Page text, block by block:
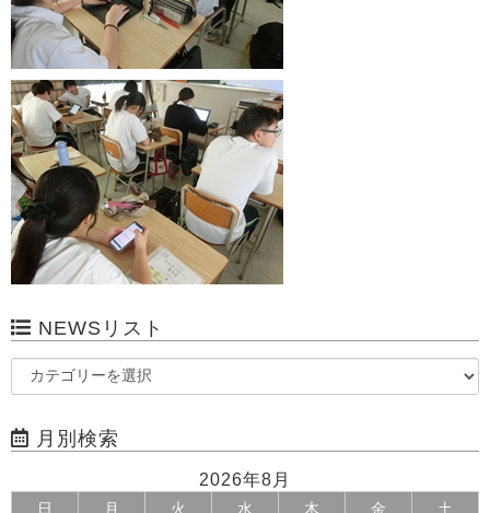
NEWSリスト
月別検索
2026年8月
日 月 火 水 木 金 土